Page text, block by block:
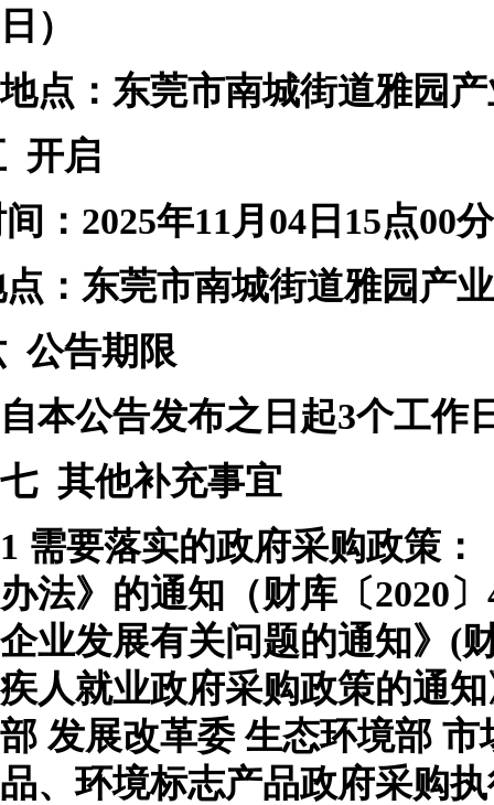
日）
地点： 东莞市南城街道雅园
开启
： 2025年11月 04 日 15点00
： 东莞市南城街道雅园产
公告期限
自本公告发布之日起3个工作
七 其他补充事宜
1 需要落实的政府采购政策
办法》的通知（财库〔2020
企业发展有关问题的通知》(
疾人就业政府采购政策的通
部 发展改革委 生态环境部
品、环境标志产品政府采购